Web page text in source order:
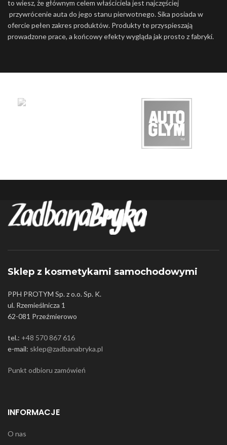
to wiesz, że głównym celem właściciela jest najczęściej
przywrócenie auta do jego stanu pierwotnego. Sika posiada w
ofercie pełen zakres produktów. Produkty te przyspieszają
prowadzone prace, a końcowy efekty wygląda jak prosto z fabryki.
Sklep z kosmetykami samochodowymi
PPH PROTYM Sp. z o.o. Sp. K.
ul. Rzemieślnicza 1
62-081 Przeźmierowo
tel.: +48 570 867 616
e-mail: sklep@zadbanabryka.pl
Punkt odbioru zamówień
INFORMACJE
O nas